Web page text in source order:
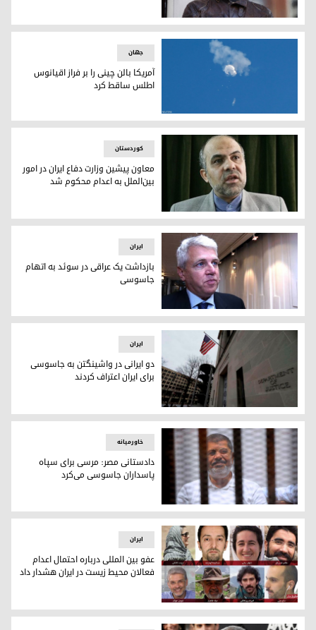
جولیان آسانژ
آمریکا بالن چینی را بر فراز اقیانوس اطلس ساقط کرد
جهان
آمریکا بالن چینی را بر فراز اقیانوس
اطلس ساقط کرد
علیرضا اکبری معاون پیشین وزارت دفاع جمهوری اسلامی
کوردستان
معاون پیشین وزارت دفاع ایران در امور
بین‌الملل به اعدام محکوم شد
بازداشت یک عراقی در سوئد بە اتهام جاسوسی
ایران
بازداشت یک عراقی در سوئد بە اتهام
جاسوسی
دو ایرانی در واشینگتن بە جاسوسی برای ایران اعتراف کردند
ایران
دو ایرانی در واشینگتن بە جاسوسی
برای ایران اعتراف کردند
دادستانی مصر: مرسی برای سپاه پاسداران جاسوسی می‌کرد
خاورمیانە
دادستانی مصر: مرسی برای سپاه
پاسداران جاسوسی می‌کرد
عفو بین المللی درباره احتمال اعدام فعالان محیط زیست در
ایران
عفو بین المللی درباره احتمال اعدام
فعالان محیط زیست در ایران هشدار داد